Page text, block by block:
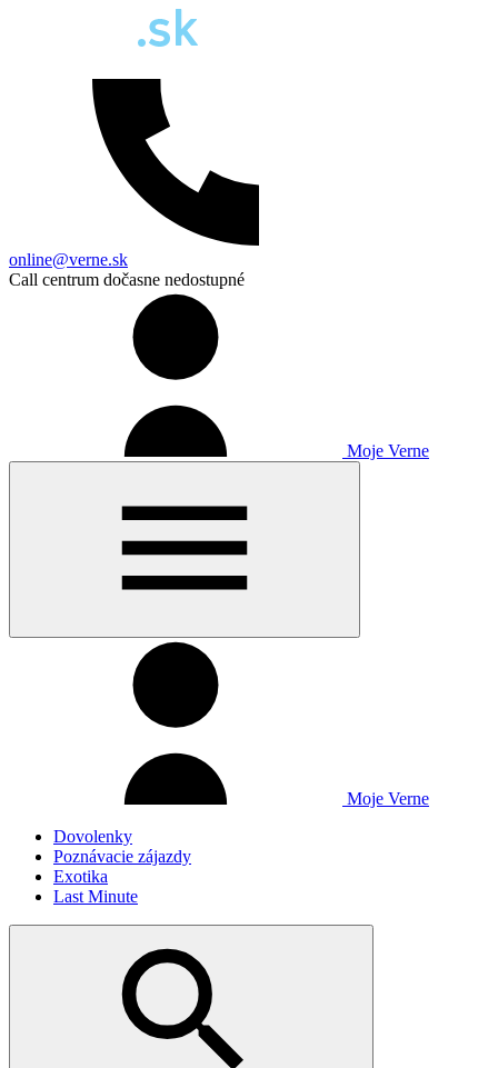
online@verne.sk
Call centrum dočasne nedostupné
Moje Verne
Moje Verne
Dovolenky
Poznávacie zájazdy
Exotika
Last Minute